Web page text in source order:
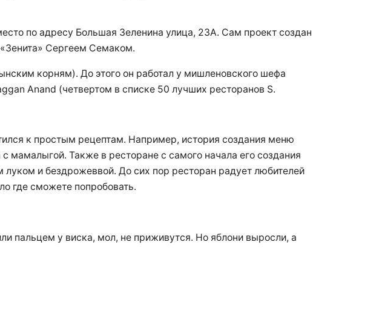
по адресу Большая Зеленина улица, 23А. Сам проект создан
Сергеем Семаком.
корням). До этого он работал у мишленовского шефа
Anand (четвертом в списке 50 лучших ресторанов S.
к простым рецептам. Например, история создания меню
мамалыгой. Также в ресторане с самого начала его создания
и бездрожеввой. До сих пор ресторан радует любителей
где сможете попробовать.
пальцем у виска, мол, не приживутся. Но яблони выросли, а